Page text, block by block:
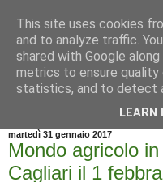
martedì 31 gennaio 2017
Mondo agricolo
Cagliari il 1
This site uses cookies
and to analyze traffic.
shared with Google
metrics to ensure quality
statistics, and to detect
LEARN